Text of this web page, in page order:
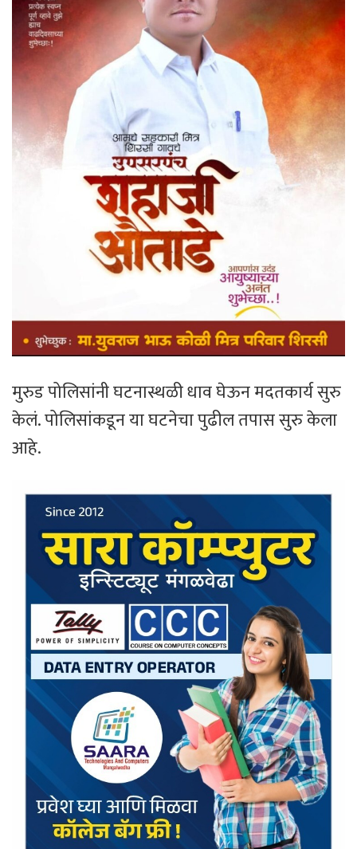
मुरुड पोलिसांनी घटनास्थळी धाव घेऊन मदतकार्य सुरु
केलं. पोलिसांकडून या घटनेचा पुढील तपास सुरु केला
आहे.